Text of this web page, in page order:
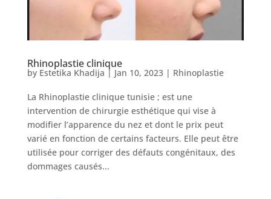
Tarifs
Nos
chirurgies
Rhinoplastie clinique
by Estetika Khadija | Jan 10, 2023| Rhinoplastie
La Rhinoplastie clinique tunisie ; est une
intervention de chirurgie esthétique qui vise à
modifier l’apparence du nez et dont le prix peut
varié en fonction de certains facteurs. Elle peut être
utilisée pour corriger des défauts congénitaux, des
dommages causés...